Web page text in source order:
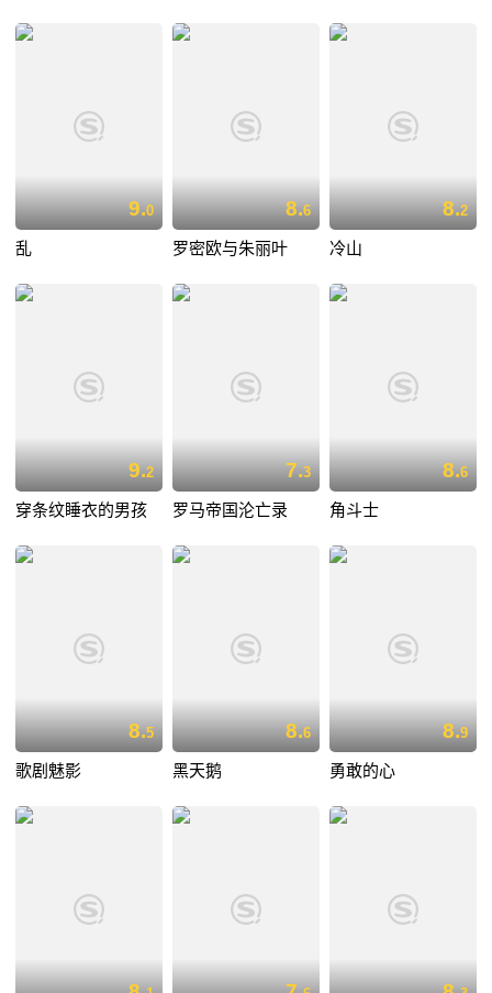
9.0
乱
8.6
罗密欧与朱丽叶
8.2
冷山
9.2
穿条纹睡衣的男孩
7.3
罗马帝国沦亡录
8.6
角斗士
8.5
歌剧魅影
8.6
黑天鹅
8.9
勇敢的心